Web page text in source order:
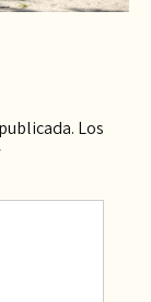
Los